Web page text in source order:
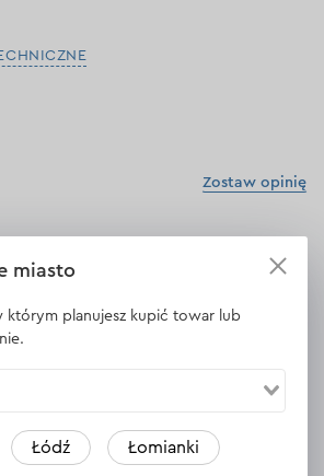
Zostaw opinię
01.11.2023
miasto
którym planujesz kupić towar lub
Łódź Łomianki